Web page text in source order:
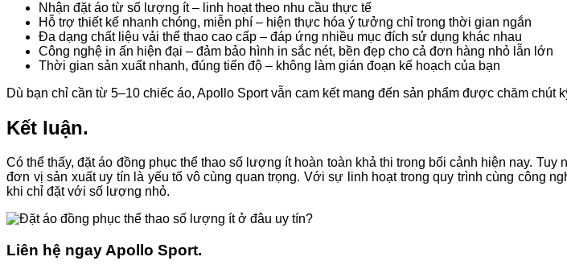
Nhận đặt áo từ số lượng ít – linh hoạt theo nhu cầu thực tế
Hỗ trợ thiết kế nhanh chóng, miễn phí – hiện thực hóa ý tưởng chỉ trong thời gian ngắn
Đa dạng chất liệu vải thể thao cao cấp – đáp ứng nhiều mục đích sử dụng khác nhau
Công nghệ in ấn hiện đại – đảm bảo hình in sắc nét, bền đẹp cho cả đơn hàng nhỏ lẫn lớn
Thời gian sản xuất nhanh, đúng tiến độ – không làm gián đoạn kế hoạch của bạn
Dù bạn chỉ cần từ 5–10 chiếc áo, Apollo Sport vẫn cam kết mang đến sản phẩm được chăm
Kết luận.
Có thể thấy, đặt áo đồng phục thể thao số lượng ít hoàn toàn khả thi trong bối cảnh hiện nay.
đơn vị sản xuất uy tín là yếu tố vô cùng quan trọng. Với sự linh hoạt trong quy trình cùng công
khi chỉ đặt với số lượng nhỏ.
Liên hệ ngay Apollo Sport.